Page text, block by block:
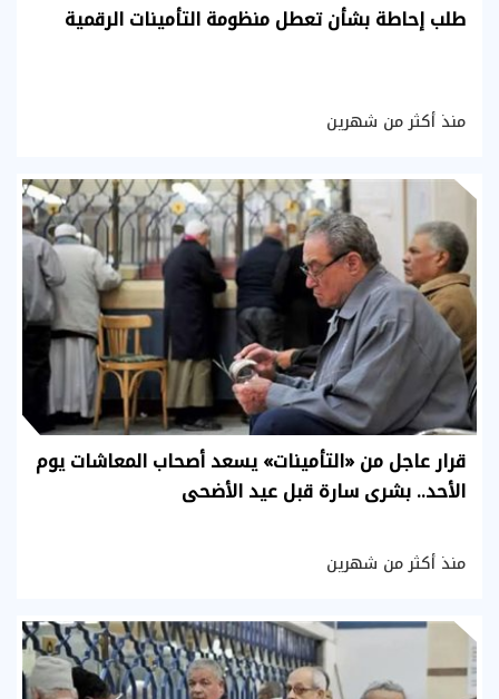
طلب إحاطة بشأن تعطل منظومة التأمينات الرقمية
منذ أكثر من شهرين
قرار عاجل من «التأمينات» يسعد أصحاب المعاشات يوم
الأحد.. بشرى سارة قبل عيد الأضحى
منذ أكثر من شهرين